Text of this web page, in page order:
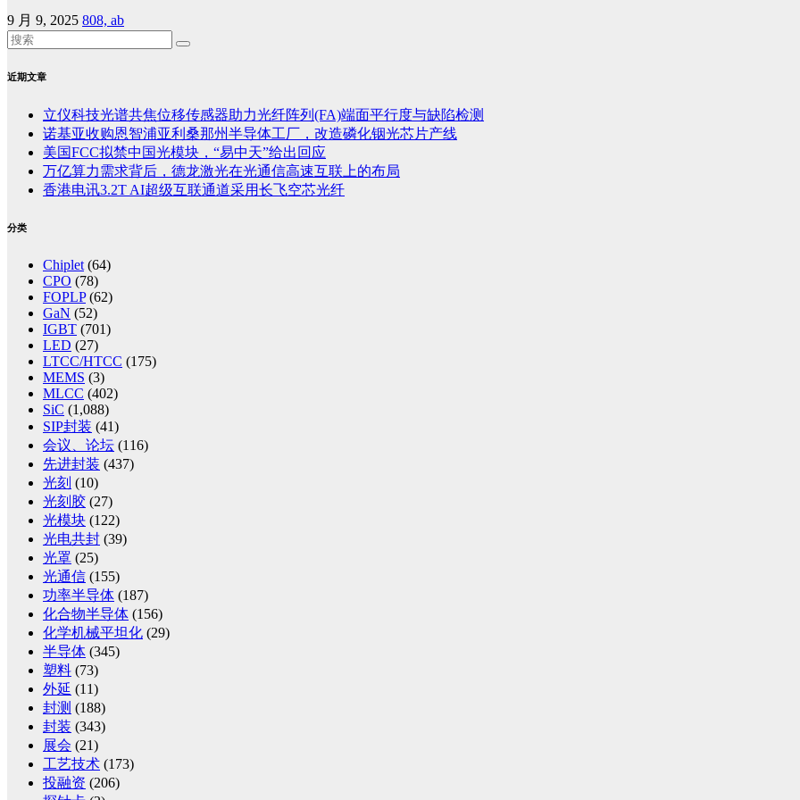
9 月 9, 2025 808, ab
近期文章
立仪科技光谱共焦位移传感器助力光纤阵列(FA)端面平行度与缺陷检测
诺基亚收购恩智浦亚利桑那州半导体工厂，改造磷化铟光芯片产线
美国FCC拟禁中国光模块，“易中天”给出回应
万亿算力需求背后，德龙激光在光通信高速互联上的布局
香港电讯3.2T AI超级互联通道采用长飞空芯光纤
分类
Chiplet (64)
CPO (78)
FOPLP(62)
GaN (52)
IGBT (701)
LED (27)
LTCC/HTCC (175)
MEMS (3)
MLCC (402)
SiC (1,088)
SIP封装 (41)
会议、论坛 (116)
先进封装 (437)
光刻 (10)
光刻胶 (27)
光模块 (122)
光电共封 (39)
光罩 (25)
光通信 (155)
功率半导体 (187)
化合物半导体 (156)
化学机械平坦化 (29)
半导体 (345)
塑料 (73)
外延 (11)
封测 (188)
封装 (343)
展会 (21)
工艺技术 (173)
投融资 (206)